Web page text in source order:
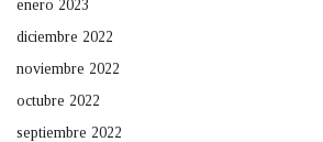
enero 2023
diciembre 2022
noviembre 2022
octubre 2022
septiembre 2022